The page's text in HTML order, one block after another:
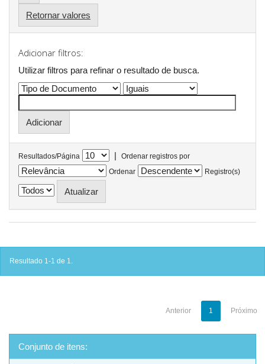
Retornar valores
Adicionar filtros:
Utilizar filtros para refinar o resultado de busca.
Resultados/Página |
Ordenar registros por
Ordenar
Registro(s)
Resultado 1-1 de 1.
Anterior 1 Próximo
Conjunto de itens: